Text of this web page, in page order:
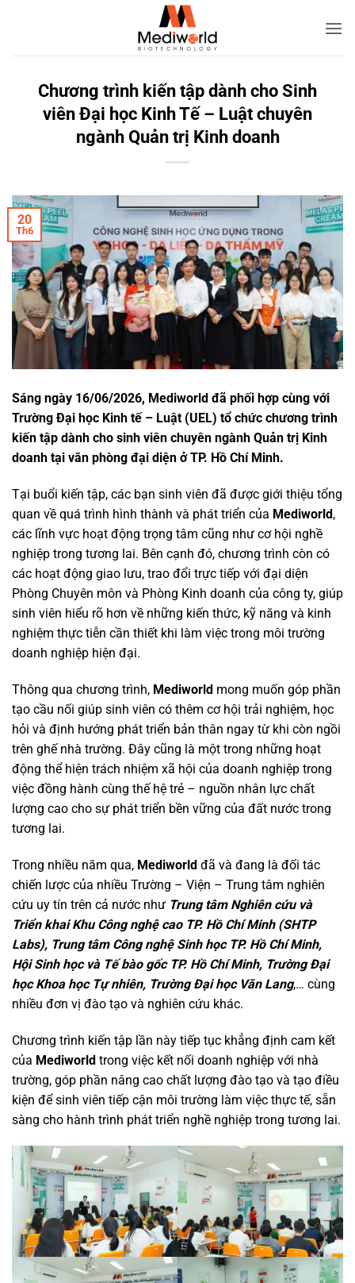
Chương trình kiến tập dành cho Sinh
viên Đại học Kinh Tế – Luật chuyên
ngành Quản trị Kinh doanh
20
Th6
Sáng ngày 16/06/2026, Mediworld đã phối hợp cùng với
Trường Đại học Kinh tế – Luật (UEL) tổ chức chương trình
kiến tập dành cho sinh viên chuyên ngành Quản trị Kinh
doanh tại văn phòng đại diện ở TP. Hồ Chí Minh.
Tại buổi kiến tập, các bạn sinh viên đã được giới thiệu tổng
quan về quá trình hình thành và phát triển của Mediworld ,
các lĩnh vực hoạt động trọng tâm cũng như cơ hội nghề
nghiệp trong tương lai. Bên cạnh đó, chương trình còn có
các hoạt động giao lưu, trao đổi trực tiếp với đại diện
Phòng Chuyên môn và Phòng Kinh doanh của công ty, giúp
sinh viên hiểu rõ hơn về những kiến thức, kỹ năng và kinh
nghiệm thực tiễn cần thiết khi làm việc trong môi trường
doanh nghiệp hiện đại.
Thông qua chương trình, Mediworld mong muốn góp phần
tạo cầu nối giúp sinh viên có thêm cơ hội trải nghiệm, học
hỏi và định hướng phát triển bản thân ngay từ khi còn ngồi
trên ghế nhà trường. Đây cũng là một trong những hoạt
động thể hiện trách nhiệm xã hội của doanh nghiệp trong
việc đồng hành cùng thế hệ trẻ – nguồn nhân lực chất
lượng cao cho sự phát triển bền vững của đất nước trong
tương lai.
Trong nhiều năm qua, Mediworld đã và đang là đối tác
chiến lược của nhiều Trường – Viện – Trung tâm nghiên
cứu uy tín trên cả nước như Trung tâm Nghiên cứu và
Triển khai Khu Công nghệ cao TP. Hồ Chí Minh (SHTP
Labs), Trung tâm Công nghệ Sinh học TP. Hồ Chí Minh,
Hội Sinh học và Tế bào gốc TP. Hồ Chí Minh, Trường Đại
học Khoa học Tự nhiên, Trường Đại học Văn Lang,… cùng
nhiều đơn vị đào tạo và nghiên cứu khác.
Chương trình kiến tập lần này tiếp tục khẳng định cam kết
của Mediworld trong việc kết nối doanh nghiệp với nhà
trường, góp phần nâng cao chất lượng đào tạo và tạo điều
kiện để sinh viên tiếp cận môi trường làm việc thực tế, sẵn
sàng cho hành trình phát triển nghề nghiệp trong tương lai.